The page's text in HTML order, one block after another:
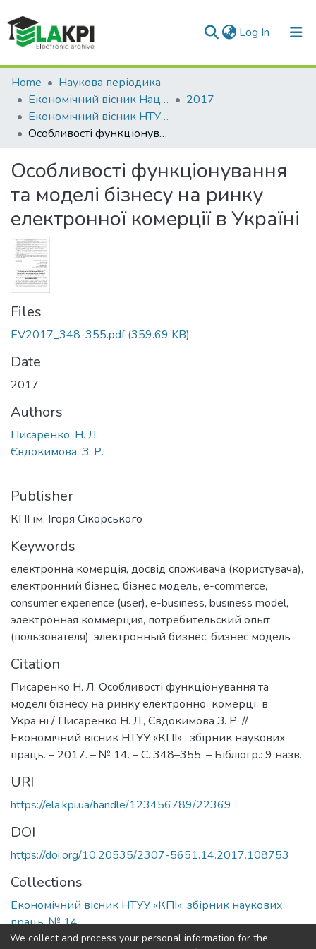
Log In (current)
Communities & Collections
All of DSpace
Statistics
Home
Наукова періодика
Економічний вісник Національного технічного університету України «Київський політехнічний інститут»
2017
Економічний вісник НТУУ «КПІ»: збірник наукових праць, № 14
Особливості функціонування та моделі бізнесу на ринку електронної комерції в Україні
Особливості функціонування
та моделі бізнесу на ринку
електронної комерції в Україні
Files
EV2017_348-355.pdf(359.69 KB)
Date
2017
Authors
Писаренко, Н. Л.
Євдокимова, З. Р.
Publisher
КПІ ім. Ігоря Сікорського
Keywords
електронна комерція, досвід споживача (користувача),
електронний бізнес, бізнес модель, e-commerce,
consumer experience (user), e-business, business model,
электронная коммерция, потребительский опыт
(пользователя), электронный бизнес, бизнес модель
Citation
Писаренко Н. Л. Особливості функціонування та
моделі бізнесу на ринку електронної комерції в
Україні / Писаренко Н. Л., Євдокимова З. Р. //
Економічний вісник НТУУ «КПІ» : збірник наукових
праць. – 2017. – № 14. – С. 348–355. – Бібліогр.: 9 назв.
URI
https://ela.kpi.ua/handle/123456789/22369
DOI
https://doi.org/10.20535/2307-5651.14.2017.108753
Collections
Економічний вісник НТУУ «КПІ»: збірник наукових
праць, № 14
We collect and process your personal information for the